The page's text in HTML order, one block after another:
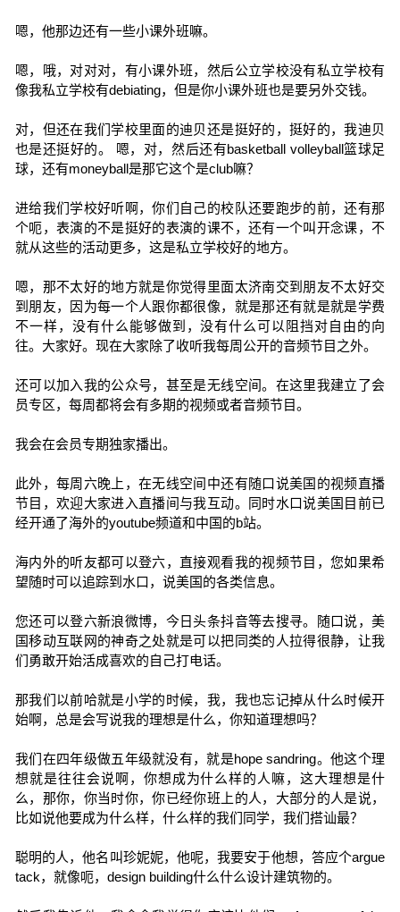
嗯，他那边还有一些小课外班嘛。
嗯，哦，对对对，有小课外班，然后公立学校没有私立学校有
像我私立学校有debiating，但是你小课外班也是要另外交钱。
对，但还在我们学校里面的迪贝还是挺好的，挺好的，我迪贝
也是还挺好的。 嗯，对，然后还有basketball volleyball篮球足
球，还有moneyball是那它这个是club嘛？
进给我们学校好听啊，你们自己的校队还要跑步的前，还有那
个呃，表演的不是挺好的表演的课不，还有一个叫开念课，不
就从这些的活动更多，这是私立学校好的地方。
嗯，那不太好的地方就是你觉得里面太济南交到朋友不太好交
到朋友，因为每一个人跟你都很像，就是那还有就是就是学费
不一样，没有什么能够做到，没有什么可以阻挡对自由的向
往。大家好。现在大家除了收听我每周公开的音频节目之外。
还可以加入我的公众号，甚至是无线空间。在这里我建立了会
员专区，每周都将会有多期的视频或者音频节目。
我会在会员专期独家播出。
此外，每周六晚上，在无线空间中还有随口说美国的视频直播
节目，欢迎大家进入直播间与我互动。同时水口说美国目前已
经开通了海外的youtube频道和中国的b站。
海内外的听友都可以登六，直接观看我的视频节目，您如果希
望随时可以追踪到水口，说美国的各类信息。
您还可以登六新浪微博，今日头条抖音等去搜寻。随口说，美
国移动互联网的神奇之处就是可以把同类的人拉得很静，让我
们勇敢开始活成喜欢的自己打电话。
那我们以前哈就是小学的时候，我，我也忘记掉从什么时候开
始啊，总是会写说我的理想是什么，你知道理想吗？
我们在四年级做五年级就没有，就是hope sandring。他这个理
想就是往往会说啊，你想成为什么样的人嘛，这大理想是什
么，那你，你当时你，你已经你班上的人，大部分的人是说，
比如说他要成为什么样，什么样的我们同学，我们搭讪最？
聪明的人，他名叫珍妮妮，他呢，我要安于他想，答应个argue
tack，就像呃，design building什么什么设计建筑物的。